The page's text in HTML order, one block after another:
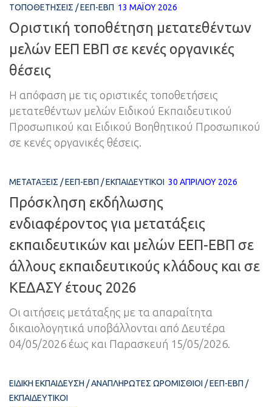
ΤΟΠΟΘΕΤΉΣΕΙΣ /ΕΕΠ-ΕΒΠ 13 ΜΑΪ́ΟΥ 2026
Οριστική τοποθέτηση μετατεθέντων
μελών ΕΕΠ ΕΒΠ σε κενές οργανικές
θέσεις
Η απόφαση με τις οριστικές τοποθετήσεις
μετατεθέντων μελών Ειδικού Εκπαιδευτικού
Προσωπικού και Ειδικού Βοηθητικού Προσωπικού
σε κενές οργανικές θέσεις.
ΜΕΤΑΤΆΞΕΙΣ /ΕΕΠ-ΕΒΠ /ΕΚΠΑΙΔΕΥΤΙΚΟΊ 30 ΑΠΡΙΛΊΟΥ 2026
Πρόσκληση εκδήλωσης
ενδιαφέροντος για μετατάξεις
εκπαιδευτικών και μελών ΕΕΠ-ΕΒΠ σε
άλλους εκπαιδευτικούς κλάδους και σε
ΚΕΔΑΣΥ έτους 2026
Οι αιτήσεις μετάταξης με τα απαραίτητα
δικαιολογητικά υποβάλλονται από Δευτέρα
04/05/2026 έως και Παρασκευή 15/05/2026.
ΕΙΔΙΚΉ ΕΚΠΑΊΔΕΥΣΗ /ΑΝΑΠΛΗΡΩΤΈΣ ΩΡΟΜΊΣΘΙΟΙ /ΕΕΠ-ΕΒΠ /
ΕΚΠΑΙΔΕΥΤΙΚΟΊ